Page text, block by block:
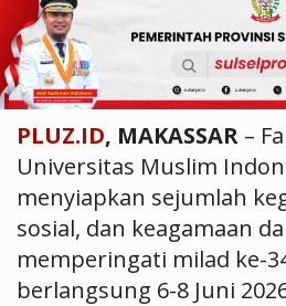
PLUZ.ID, MAKASSAR –
Universitas Muslim
menyiapkan sejumlah
sosial, dan keagamaan
memperingati milad ke-
berlangsung 6-8 Juni